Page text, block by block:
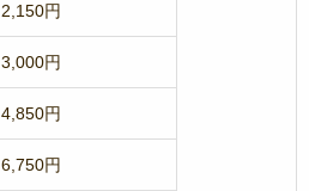
2,150円
3,000円
4,850円
6,750円